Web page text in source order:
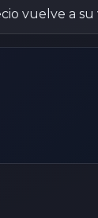
vuelve a su